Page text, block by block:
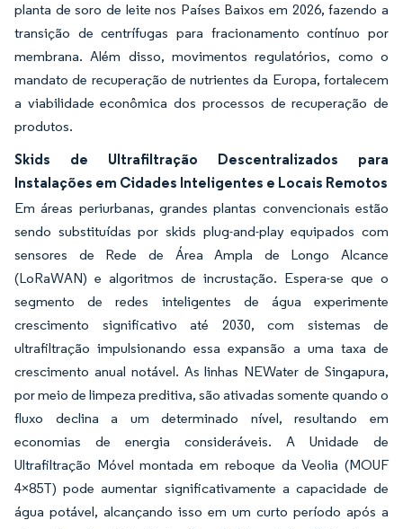
planta de soro de leite nos Países Baixos em 2026, fazendo a
transição de centrífugas para fracionamento contínuo por
membrana. Além disso, movimentos regulatórios, como o
mandato de recuperação de nutrientes da Europa, fortalecem
a viabilidade econômica dos processos de recuperação de
produtos.
Skids de Ultrafiltração Descentralizados para
Instalações em Cidades Inteligentes e Locais Remotos
Em áreas periurbanas, grandes plantas convencionais estão
sendo substituídas por skids plug-and-play equipados com
sensores de Rede de Área Ampla de Longo Alcance
(LoRaWAN) e algoritmos de incrustação. Espera-se que o
segmento de redes inteligentes de água experimente
crescimento significativo até 2030, com sistemas de
ultrafiltração impulsionando essa expansão a uma taxa de
crescimento anual notável. As linhas NEWater de Singapura,
por meio de limpeza preditiva, são ativadas somente quando o
fluxo declina a um determinado nível, resultando em
economias de energia consideráveis. A Unidade de
Ultrafiltração Móvel montada em reboque da Veolia (MOUF
4×85T) pode aumentar significativamente a capacidade de
água potável, alcançando isso em um curto período após a